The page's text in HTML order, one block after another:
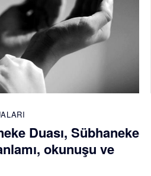
Duası, Sübhaneke
okunuşu ve